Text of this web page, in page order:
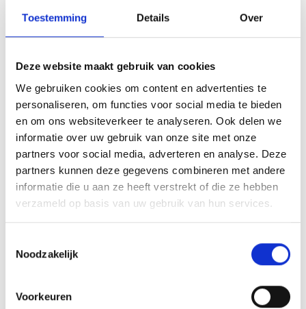
Toestemming Details Over
Deze website maakt gebruik van cookies
We gebruiken cookies om content en advertenties te
personaliseren, om functies voor social media te bieden
en om ons websiteverkeer te analyseren. Ook delen we
informatie over uw gebruik van onze site met onze
partners voor social media, adverteren en analyse. Deze
partners kunnen deze gegevens combineren met andere
informatie die u aan ze heeft verstrekt of die ze hebben
verzameld op basis van uw gebruik van hun services.
Noodzakelijk
Voorkeuren